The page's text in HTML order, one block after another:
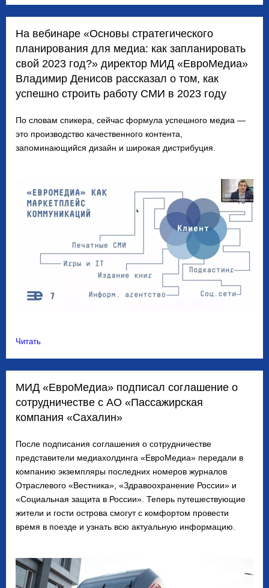
На вебинаре «Основы стратегического
планирования для медиа: как запланировать
свой 2023 год?» директор МИД «ЕвроМедиа»
Владимир Денисов рассказал о том, как
успешно строить работу СМИ в 2023 году
По словам спикера, сейчас формула успешного медиа —
это производство качественного контента,
запоминающийся дизайн и широкая дистрибуция.
Читать
МИД «ЕвроМедиа» подписал соглашение о
сотрудничестве с АО «Пассажирская
компания «Сахалин»
После подписания соглашения о сотрудничестве
представители медиахолдинга «ЕвроМедиа» передали в
компанию экземпляры последних номеров журналов
Отраслевого «Вестника», «Здравоохранение России» и
«Социальная защита в России». Теперь путешествующие
жители и гости острова смогут с комфортом провести
время в поезде и узнать всю актуальную информацию.